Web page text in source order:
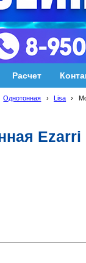
Расчет
Однотонная › Lisa ›
Ezarri